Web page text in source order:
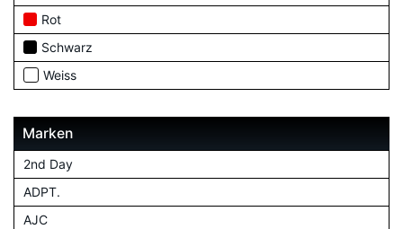
Rot
Schwarz
Weiss
Marken
2nd Day
ADPT.
AJC